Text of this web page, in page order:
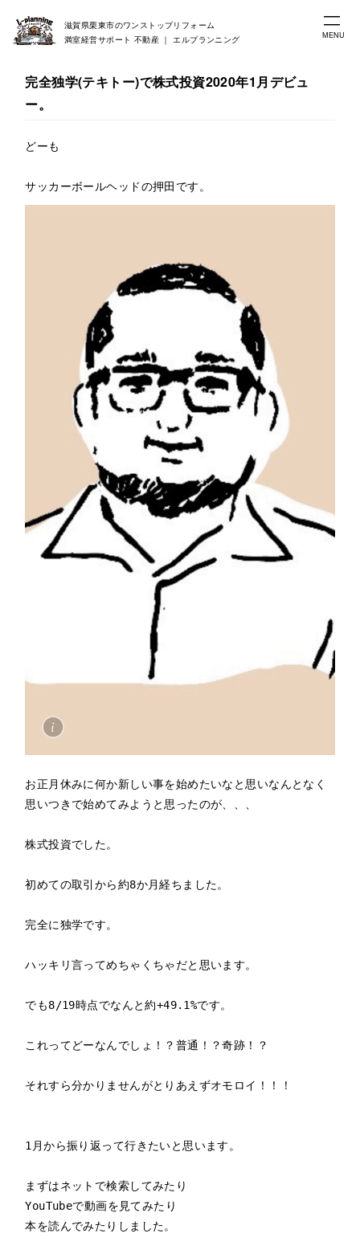
MENU
滋賀県栗東市のワンストップリフォーム
満室経営サポート 不動産 ｜ エルプランニング
完全独学(テキトー)で株式投資2020年1月デビュ
ー。
どーも
サッカーボールヘッドの押田です。
お正月休みに何か新しい事を始めたいなと思いなんとなく
思いつきで始めてみようと思ったのが、、、
株式投資でした。
初めての取引から約8か月経ちました。
完全に独学です。
ハッキリ言ってめちゃくちゃだと思います。
でも8/19時点でなんと約+49.1%です。
これってどーなんでしょ！？普通！？奇跡！？
それすら分かりませんがとりあえずオモロイ！！！
1月から振り返って行きたいと思います。
まずはネットで検索してみたり
YouTubeで動画を見てみたり
本を読んでみたりしました。